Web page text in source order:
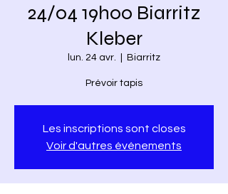
24/04 19h00 Biarritz
Kleber
lun. 24 avr. Biarritz
Prévoir tapis
Les inscriptions sont closes
Voir d'autres événements